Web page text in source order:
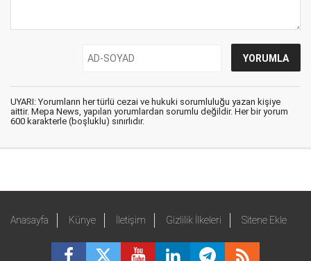
UYARI: Yorumların her türlü cezai ve hukuki sorumluluğu yazan kişiye
aittir. Mepa News, yapılan yorumlardan sorumlu değildir. Her bir yorum
600 karakterle (boşluklu) sınırlıdır.
Anasayfa Künye İletişim Gizlilik İlkeleri Sitene Ekle